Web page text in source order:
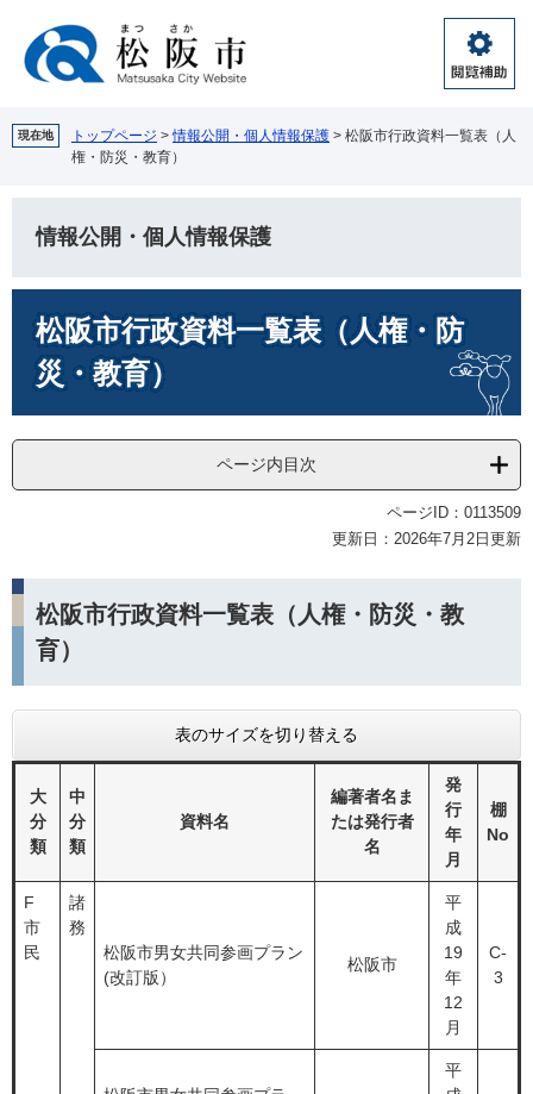
へ
閲
覧
助
現在地 トップページ >情報公開・個人情報保護 > 松阪市行政資料一覧表（人
権・防災・教育）
情報公開・個人情報保護
松阪市行政資料一覧表（人権・防
災・教育）
ページ内目次
ページID：0113509
更新日：2026年7月2日更新
松阪市行政資料一覧表（人権・防災・教
育）
表のサイズを切り替える
大
分
類
中
分
類
資料名
編著者名ま
たは発行者
名
発
行
年
月
棚
No
F
市
民
諸
務
松阪市男女共同参画プラン
(改訂版）
松阪市
平
成
19
年
12
月
C-
3
平